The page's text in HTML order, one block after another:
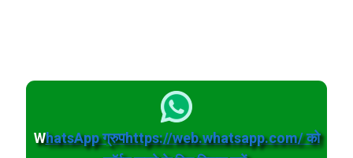
WhatsApp ग्रुपhttps://web.whatsapp.com/ को